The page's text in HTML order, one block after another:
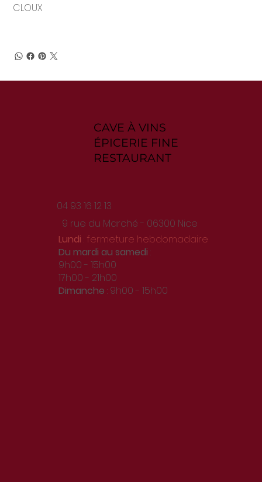
CLOUX
CAVE À VINS
ÉPICERIE FINE
RESTAURANT
9 rue du Marché - 06300 Nice
04 93 16 12 13
Lundi : fermeture hebdomadaire
Du mardi au samedi :
9h00 - 15h00
17h00 - 21h00
Dimanche : 9h00 - 15h00